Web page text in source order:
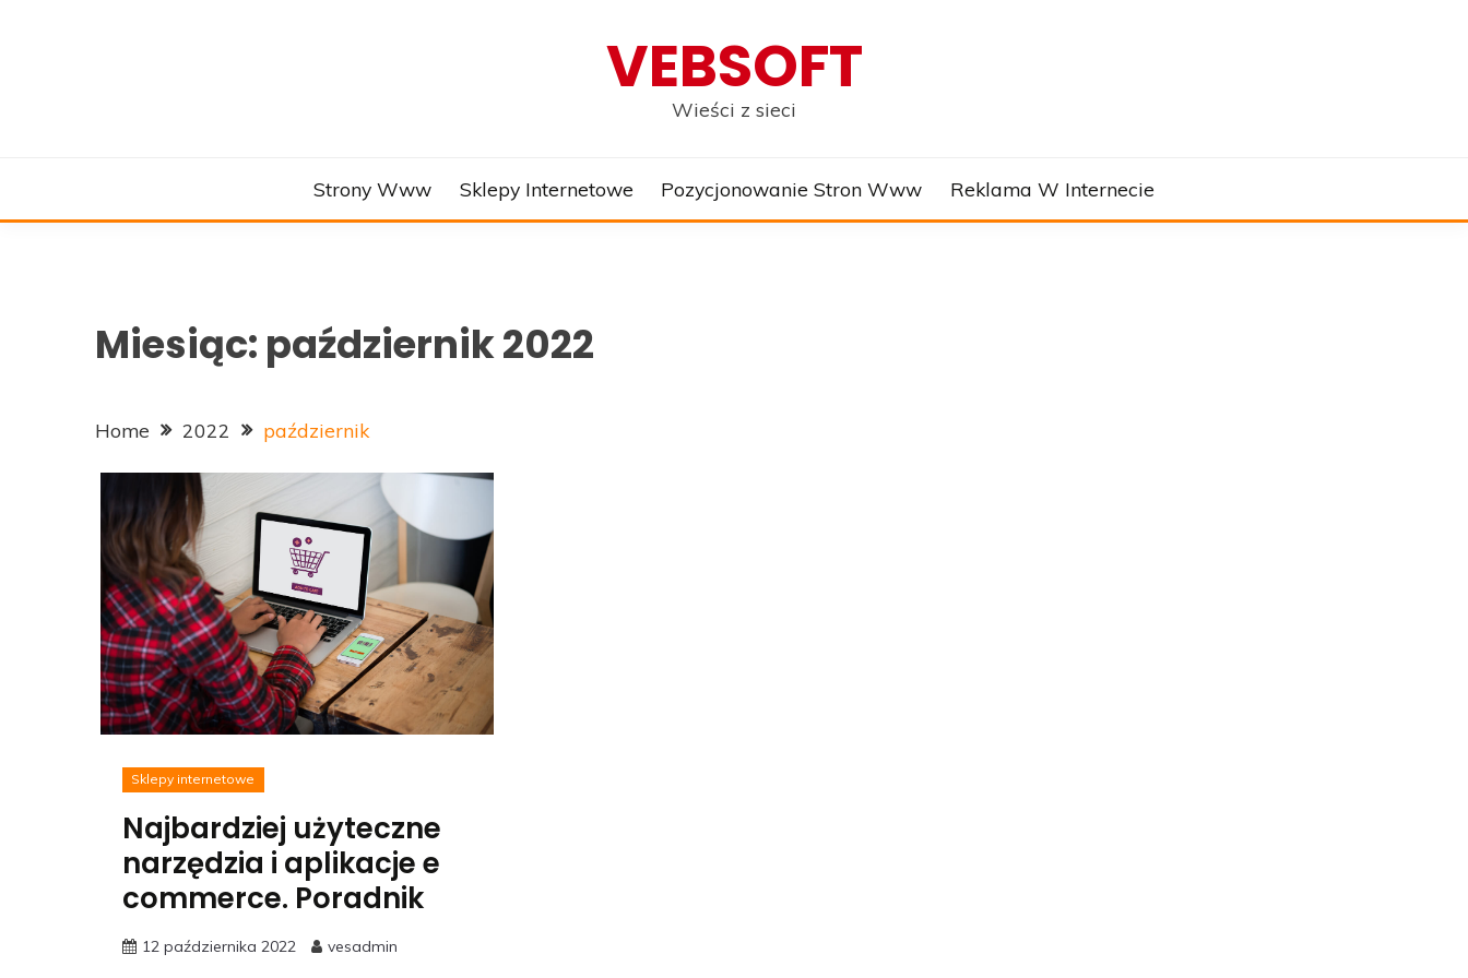
VEBSOFT
Wieści z sieci
Strony Www Sklepy Internetowe Pozycjonowanie Stron Www Reklama W Internecie
Miesiąc: październik 2022
Home 2022 październik
Sklepy internetowe
Najbardziej użyteczne
narzędzia i aplikacje e
commerce. Poradnik
12 października 2022 vesadmin